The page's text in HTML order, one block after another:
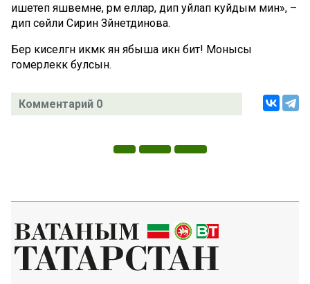
ишетеп яшәвемне, әрәм еллар, дип уйлап куйдым мин», –
дип сөйли Сиринә Зәйнетдинова.
Бер киселгән икмәк янә ябыша икән бит! Монысы
гомерлеккә булсын.
Комментарий 0